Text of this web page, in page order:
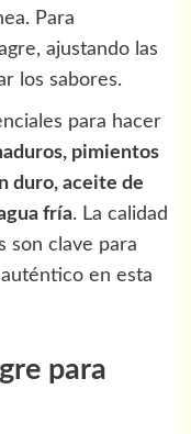
Para
ajustando las
los sabores.
para hacer
pimientos
duro, aceite de
fría. La calidad
son clave para
en esta
para